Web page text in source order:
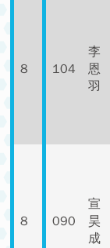
8 104
李
恩
羽
8 090
宣
昊
成